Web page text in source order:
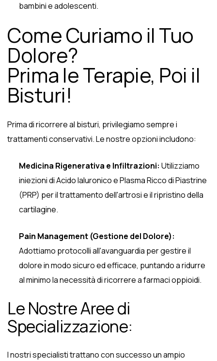
bambini e adolescenti.
Come Curiamo il Tuo
Dolore?
Prima le Terapie, Poi il
Bisturi!
Prima di ricorrere al bisturi, privilegiamo sempre i
trattamenti conservativi. Le nostre opzioni includono:
Medicina Rigenerativa e Infiltrazioni: Utilizziamo
iniezioni di Acido Ialuronico e Plasma Ricco di Piastrine
(PRP) per il trattamento dell'artrosi e il ripristino della
cartilagine.
Pain Management (Gestione del Dolore):
Adottiamo protocolli all'avanguardia per gestire il
dolore in modo sicuro ed efficace, puntando a ridurre
al minimo la necessità di ricorrere a farmaci oppioidi.
Le Nostre Aree di
Specializzazione:
I nostri specialisti trattano con successo un ampio